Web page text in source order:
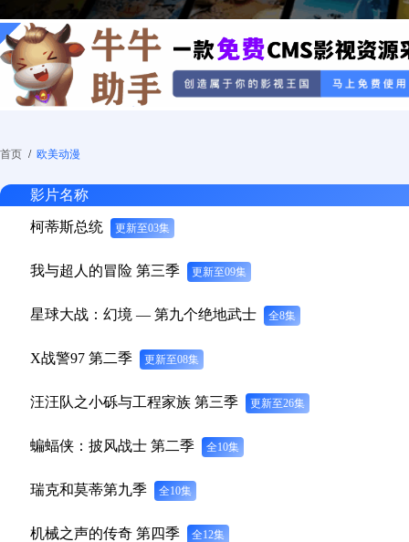
首页 / 欧美动漫
影片名称
柯蒂斯总统 更新至03集
我与超人的冒险 第三季 更新至09集
星球大战：幻境 — 第九个绝地武士 全8集
X战警97 第二季 更新至08集
汪汪队之小砾与工程家族 第三季 更新至26集
蝙蝠侠：披风战士 第二季 全10集
瑞克和莫蒂第九季 全10集
机械之声的传奇 第四季 全12集